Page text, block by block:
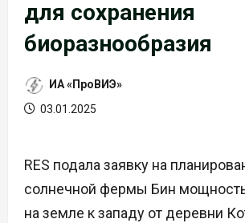
для сохранения
биоразнообразия
ИА «ПроВИЭ»
03.01.2025
RES подала заявку на
солнечной фермы Бин
на земле к западу от деревни